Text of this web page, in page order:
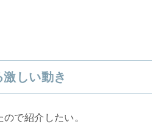
しい動き
で紹介したい。